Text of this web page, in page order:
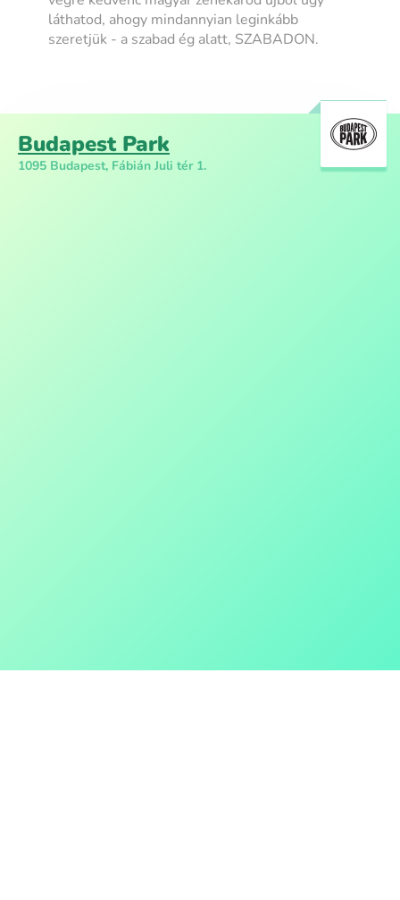
láthatod, ahogy mindannyian leginkább
szeretjük - a szabad ég alatt, SZABADON.
Budapest Park
1095 Budapest, Fábián Juli tér 1.